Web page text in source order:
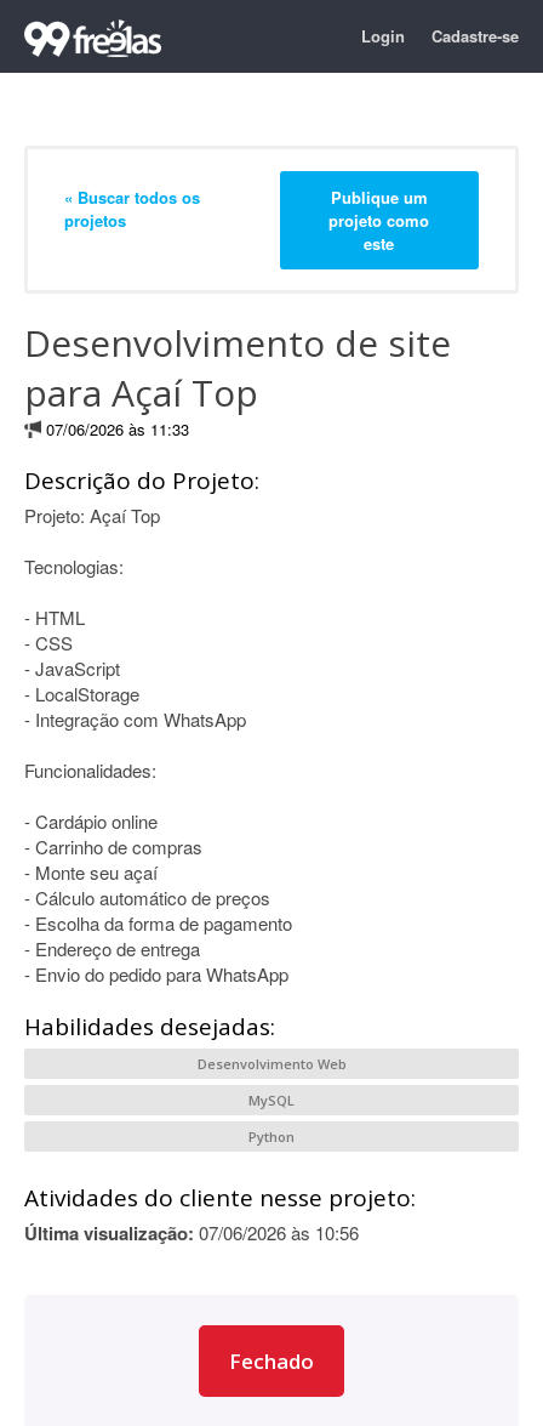
Login Cadastre-se
« Buscar todos os
projetos
Publique um
projeto como
este
Desenvolvimento de site
para Açaí Top
07/06/2026 às 11:33
Descrição do Projeto:
Projeto: Açaí Top
Tecnologias:
- HTML
- CSS
- JavaScript
- LocalStorage
- Integração com WhatsApp
Funcionalidades:
- Cardápio online
- Carrinho de compras
- Monte seu açaí
- Cálculo automático de preços
- Escolha da forma de pagamento
- Endereço de entrega
- Envio do pedido para WhatsApp
Habilidades desejadas:
Desenvolvimento Web
MySQL
Python
Atividades do cliente nesse projeto:
Última visualização: 07/06/2026 às 10:56
Fechado